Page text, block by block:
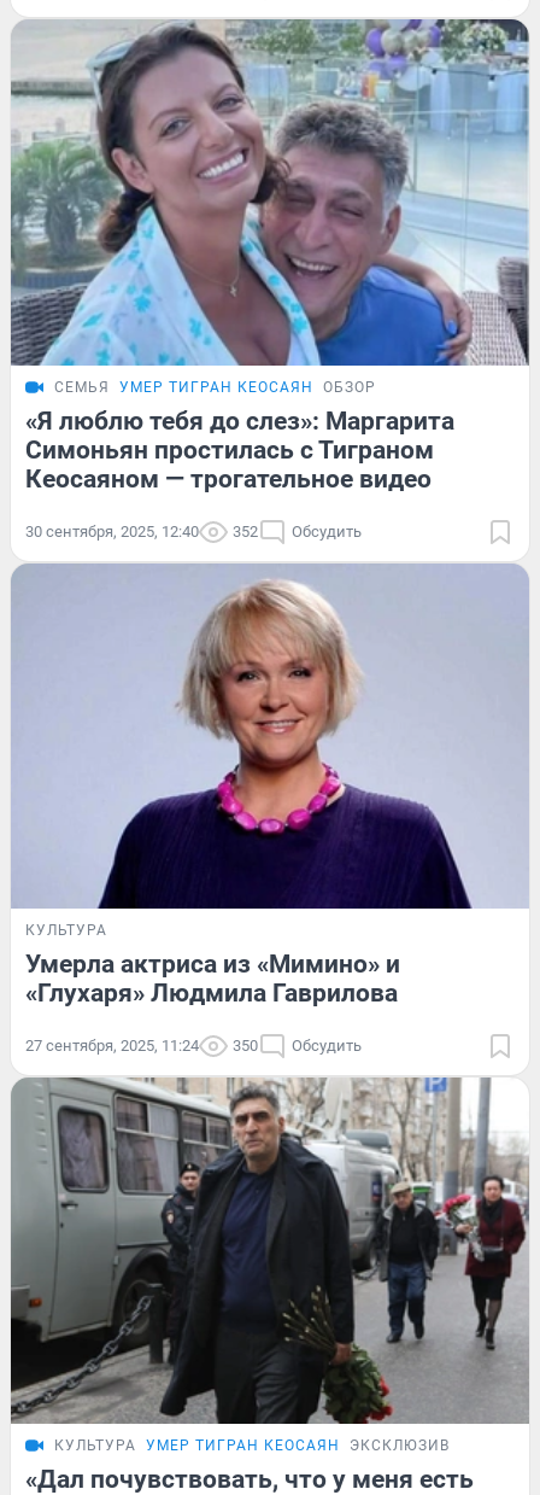
СЕМЬЯ УМЕР ТИГРАН КЕОСАЯН ОБЗОР
«Я люблю тебя до слез»: Маргарита
Симоньян простилась с Тиграном
Кеосаяном — трогательное видео
30 сентября, 2025, 12:40 352 Обсудить
КУЛЬТУРА
Умерла актриса из «Мимино» и
«Глухаря» Людмила Гаврилова
27 сентября, 2025, 11:24 350 Обсудить
КУЛЬТУРА УМЕР ТИГРАН КЕОСАЯН ЭКСКЛЮЗИВ
«Дал почувствовать, что у меня есть